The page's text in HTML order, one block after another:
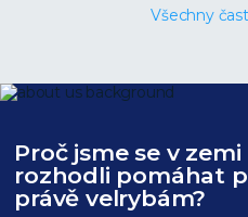
Všechny
Proč jsme se v
rozhodli pomáhat
právě velrybám?